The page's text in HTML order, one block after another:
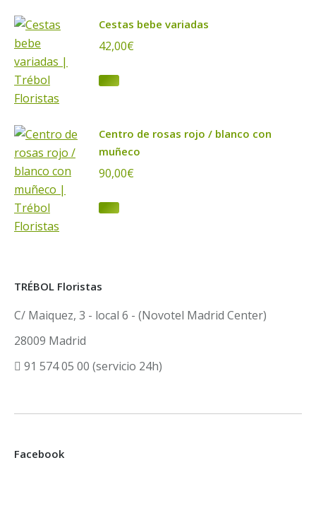
Cestas bebe variadas
42,00€
Centro de rosas rojo / blanco con
muñeco
90,00€
TRÉBOL Floristas
C/ Maiquez, 3 - local 6 - (Novotel Madrid Center)
28009 Madrid
91 574 05 00 (servicio 24h)
Facebook